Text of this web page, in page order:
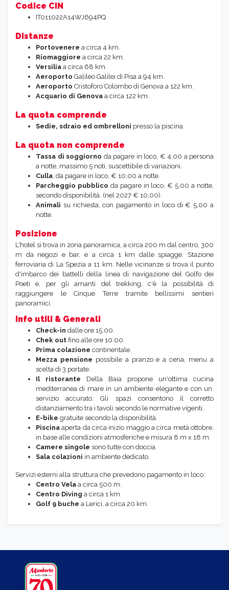
Codice CIN
IT011022A14WJ694PQ
Distanze
Portovenere a circa 4 km.
Riomaggiore a circa 22 km.
Versilia a circa 68 km.
Aeroporto Galileo Galilei di Pisa a 94 km.
Aeroporto Cristoforo Colombo di Genova a 122 km.
Acquario di Genova a circa 122 km.
La quota comprende
Sedie, sdraio ed ombrelloni presso la piscina.
La quota non comprende
Tassa di soggiorno da pagare in loco, € 4,00 a persona
a notte, massimo 5 noti, suscettibile di variazioni.
Culla , da pagare in loco, € 10,00 a notte.
Parcheggio pubblico da pagare in loco, € 5,00 a notte,
secondo disponibilità. (nel 2027 € 10,00).
Animali su richiesta, con pagamento in loco di € 5,00 a
notte.
Posizione
L'hotel si trova in zona panoramica, a circa 200 m dal centro, 300
m da negozi e bar, e a circa 1 km dalle spiagge. Stazione
ferroviaria di La Spezia a 11 km. Nelle vicinanze si trova il punto
d'imbarco dei battelli della linea di navigazione del Golfo dei
Poeti e, per gli amanti del trekking, c'è la possibilità di
raggiungere le Cinque Terre tramite bellissimi sentieri
panoramici.
Info utili & Generali
Check-in dalle ore 15:00.
Chek out fino alle ore 10:00.
Prima colazione continentale.
Mezza pensione possibile a pranzo e a cena, menu a
scelta di 3 portate.
Il ristorante Della Baia propone un'ottima cucina
mediterranea di mare in un ambiente elegante e con un
servizio accurato. Gli spazi consentono il corretto
distanziamento tra i tavoli secondo le normative vigenti.
E-bike gratuite secondo la disponibilità.
Piscina aperta da circa inizio maggio a circa metà ottobre,
in base alle condizioni atmosferiche e misura 8 m x 18 m.
Camere singole sono tutte con doccia.
Sala colazioni in ambiente dedicato.
Servizi esterni alla struttura che prevedono pagamento in loco:
Centro Vela a circa 500 m.
Centro Diving a circa 1 km.
Golf 9 buche a Lerici, a circa 20 km.